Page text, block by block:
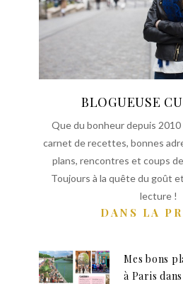
BLOGUEUSE
Que du bonheur depuis
carnet de recettes, bonnes
plans, rencontres et coups
Toujours à la quête du goût
lecture !
DANS LA
Mes bons
à Paris